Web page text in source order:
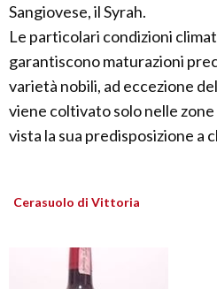
Sangiovese, il Syrah.
Le particolari condizioni
garantiscono maturazioni
varietà nobili, ad eccezione
viene coltivato solo nelle
vista la sua predisposizione a
Cerasuolo di Vittoria